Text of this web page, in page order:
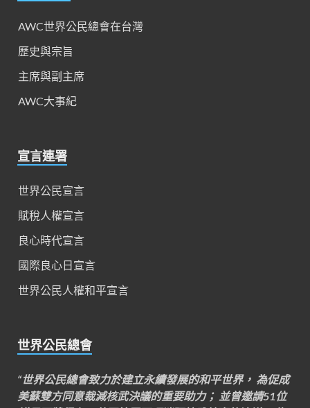
AWC世界公民總會在台灣
歷史與宗旨
主席與副主席
AWC大事紀
宣言連署
世界公民宣言
賦稅人權宣言
良心時代宣言
國際良心日宣言
世界公民人權和平宣言
世界公民總會
“世界公民總會致力於建立永續發展的和平世界， 為促成
美蘇雙方同意裁減核武決議的重要助力； 並曾邀請51位